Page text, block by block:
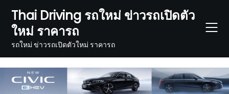
content
Thai Driving รถใหม่ ข่าวรถเปิดตัว
ใหม่ ราคารถ
รถใหม่ ข่าวรถเปิดตัวใหม่ ราคารถ